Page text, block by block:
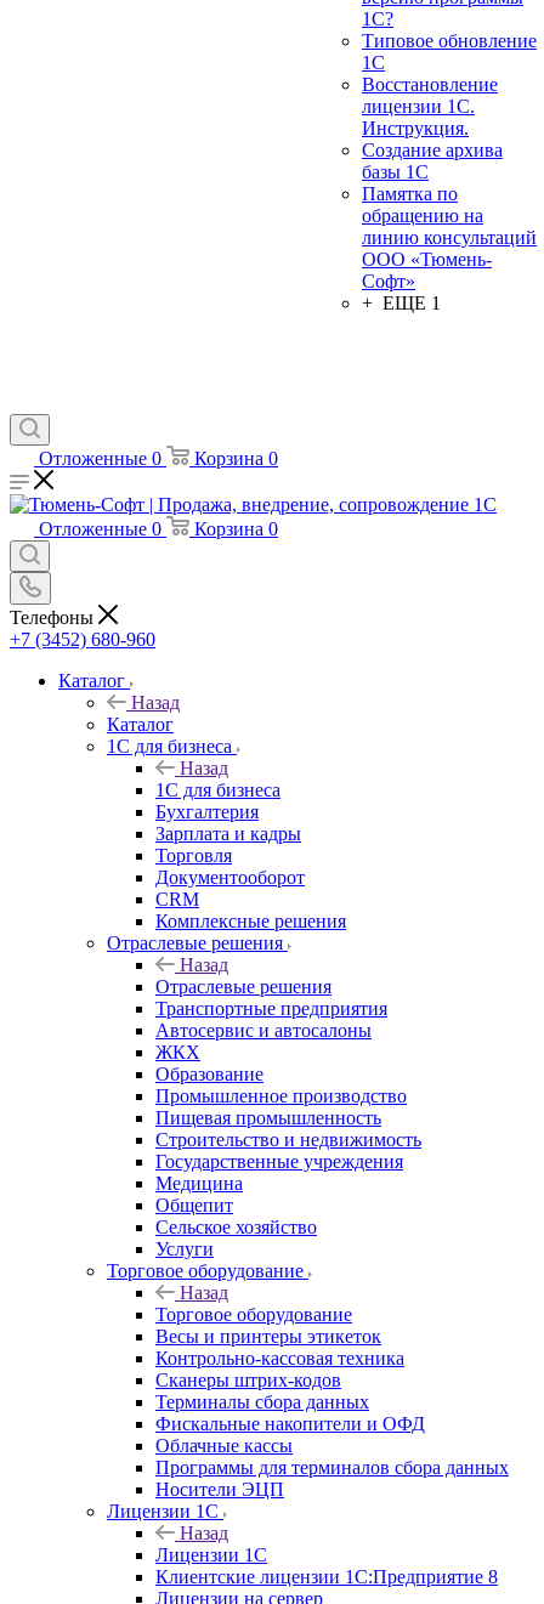
1С?
Типовое обновление
1С
Восстановление
лицензии 1С.
Инструкция.
Создание архива
базы 1С
Памятка по
обращению на
линию консультаций
ООО «Тюмень-
Софт»
+ ЕЩЕ 1
Отложенные 0 Корзина 0
Отложенные 0 Корзина 0
Телефоны
+7 (3452) 680-960
Каталог
Назад
Каталог
1С для бизнеса
Назад
1С для бизнеса
Бухгалтерия
Зарплата и кадры
Торговля
Документооборот
CRM
Комплексные решения
Отраслевые решения
Назад
Отраслевые решения
Транспортные предприятия
Автосервис и автосалоны
ЖКХ
Образование
Промышленное производство
Пищевая промышленность
Строительство и недвижимость
Государственные учреждения
Медицина
Общепит
Сельское хозяйство
Услуги
Торговое оборудование
Назад
Торговое оборудование
Весы и принтеры этикеток
Контрольно-кассовая техника
Сканеры штрих-кодов
Терминалы сбора данных
Фискальные накопители и ОФД
Облачные кассы
Программы для терминалов сбора данных
Носители ЭЦП
Лицензии 1С
Назад
Лицензии 1С
Клиентские лицензии 1С:Предприятие 8
Лицензии на сервер